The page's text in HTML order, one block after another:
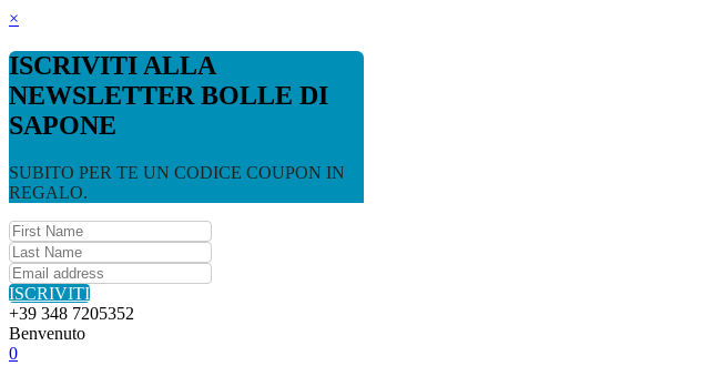
×
ISCRIVITI ALLA
NEWSLETTER BOLLE DI
SAPONE
SUBITO PER TE UN CODICE COUPON IN
REGALO.
ISCRIVITI
+39 348 7205352
Benvenuto
0